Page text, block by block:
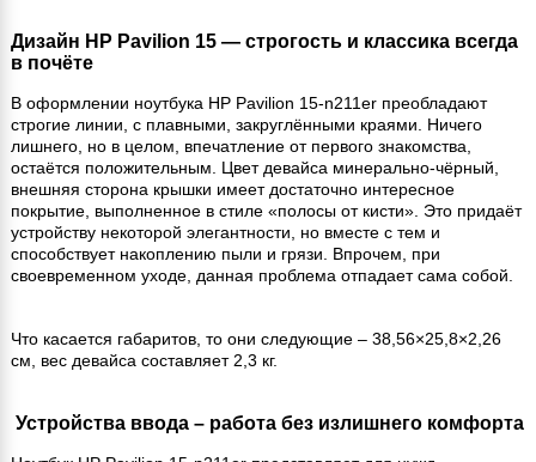
Дизайн HP Pavilion 15 — строгость и классика всегда
в почёте
В оформлении ноутбука HP Pavilion 15-n211er преобладают
строгие линии, с плавными, закруглёнными краями. Ничего
лишнего, но в целом, впечатление от первого знакомства,
остаётся положительным. Цвет девайса минерально-чёрный,
внешняя сторона крышки имеет достаточно интересное
покрытие, выполненное в стиле «полосы от кисти». Это придаёт
устройству некоторой элегантности, но вместе с тем и
способствует накоплению пыли и грязи. Впрочем, при
своевременном уходе, данная проблема отпадает сама собой.
Что касается габаритов, то они следующие – 38,56×25,8×2,26
см, вес девайса составляет 2,3 кг.
Устройства ввода – работа без излишнего комфорта